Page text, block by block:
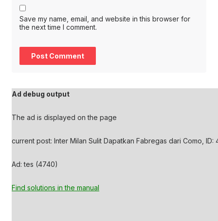
Save my name, email, and website in this browser for
the next time I comment.
Ad debug output
The ad is displayed on the page
current post: Inter Milan Sulit Dapatkan Fabregas dari Como, ID:
Ad: tes (4740)
Find solutions in the manual